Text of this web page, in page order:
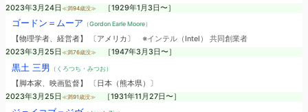
2023年3月24日 ≪満94歳没≫ ［1929年1月3日〜］
ゴードン＝ムーア （Gordon Earle Moore）
【物理学者、経営者】 〔アメリカ〕 ※インテル（Intel） 共同創業者
2023年3月25日 ≪満76歳没≫ ［1947年3月3日〜］
黒土 三男 （くろつち・みつお）
【脚本家、映画監督】 〔日本（熊本県）〕
2023年3月25日 ≪満91歳没≫ ［1931年11月27日〜］